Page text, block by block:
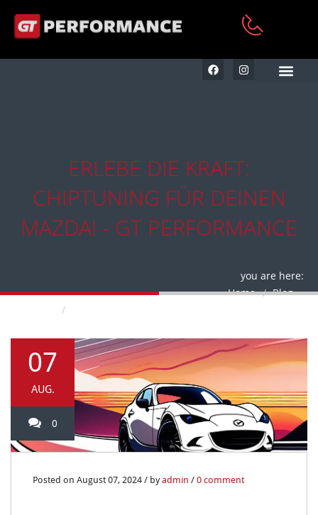
ERLEBE DIE KRAFT:
CHIPTUNING FÜR DEINEN
MAZDA! - GT PERFORMANCE
you are here:
Home
Blog
07
AUG.
0
Posted on August 07, 2024 / byadmin / 0 comment